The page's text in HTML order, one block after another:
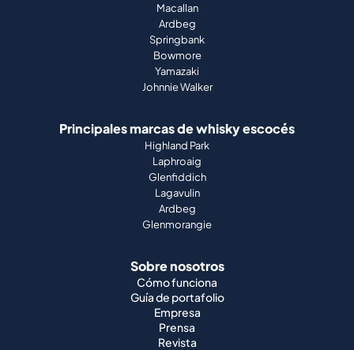
Macallan
Ardbeg
Springbank
Bowmore
Yamazaki
Johnnie Walker
Principales marcas de whisky escocés
Highland Park
Laphroaig
Glenfiddich
Lagavulin
Ardbeg
Glenmorangie
Sobre nosotros
Cómo funciona
Guía de portafolio
Empresa
Prensa
Revista